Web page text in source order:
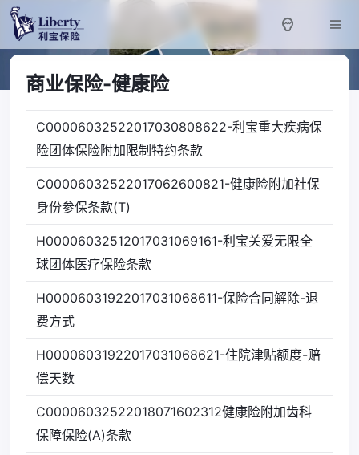
商业保险-健康险
C00006032522017030808622-利宝重大疾病保
险团体保险附加限制特约条款
C00006032522017062600821-健康险附加社保
身份参保条款(T)
H00006032512017031069161-利宝关爱无限全
球团体医疗保险条款
H00006031922017031068611-保险合同解除-退
费方式
H00006031922017031068621-住院津贴额度-赔
偿天数
C00006032522018071602312健康险附加齿科
保障保险(A)条款